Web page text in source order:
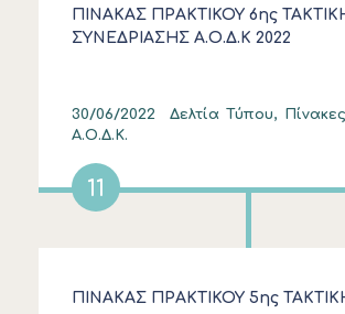
ΠΙΝΑΚΑΣ ΠΡΑΚΤΙΚΟΥ 6ης
ΣΥΝΕΔΡΙΑΣΗΣ Α.Ο.Δ.Κ 2022
30/06/2022 Δελτία Τύπου,
Α.Ο.Δ.Κ.
11
ΠΙΝΑΚΑΣ ΠΡΑΚΤΙΚΟΥ 5ης